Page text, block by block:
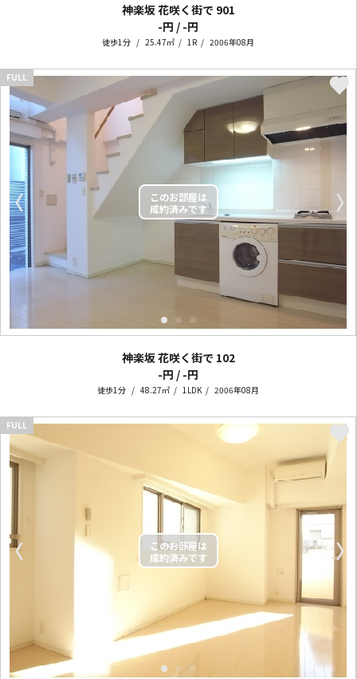
神楽坂 花咲く街で 901
-円 / -円
徒歩1分 25.47㎡ 1R 2006年08月
〈 〉
FULL
神楽坂 花咲く街で 102
-円 / -円
徒歩1分 48.27㎡ 1LDK 2006年08月
〈 〉
FULL